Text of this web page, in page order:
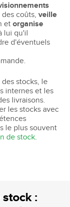
des coûts,veille
etorganise
lui qu'il
d'éventuels
stocks, le
internes et les
livraisons.
les stocks avec
le plus souvent
de stock.
: